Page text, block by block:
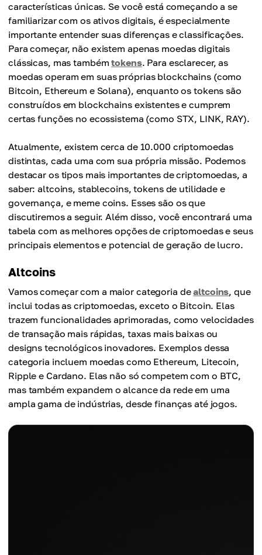
características únicas. Se você está começando a se
familiarizar com os ativos digitais, é especialmente
importante entender suas diferenças e classificações.
Para começar, não existem apenas moedas digitais
clássicas, mas tambémtokens. Para esclarecer, as
moedas operam em suas próprias blockchains (como
Bitcoin, Ethereum e Solana), enquanto os tokens são
construídos em blockchains existentes e cumprem
certas funções no ecossistema (como STX, LINK, RAY).
Atualmente, existem cerca de 10.000 criptomoedas
distintas, cada uma com sua própria missão. Podemos
destacar os tipos mais importantes de criptomoedas, a
saber: altcoins, stablecoins, tokens de utilidade e
governança, e meme coins. Esses são os que
discutiremos a seguir. Além disso, você encontrará uma
tabela com as melhores opções de criptomoedas e seus
principais elementos e potencial de geração de lucro.
Altcoins
Vamos começar com a maior categoria dealtcoins, que
inclui todas as criptomoedas, exceto o Bitcoin. Elas
trazem funcionalidades aprimoradas, como velocidades
de transação mais rápidas, taxas mais baixas ou
designs tecnológicos inovadores. Exemplos dessa
categoria incluem moedas como Ethereum, Litecoin,
Ripple e Cardano. Elas não só competem com o BTC,
mas também expandem o alcance da rede em uma
ampla gama de indústrias, desde finanças até jogos.